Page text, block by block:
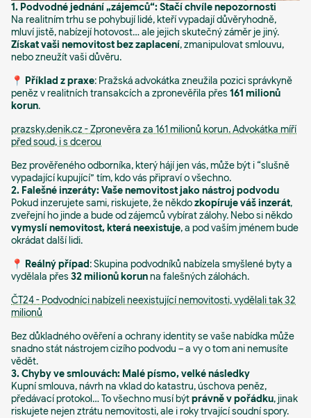
1. Podvodné jednání „zájemců“: Stačí chvíle nepozornosti
Na realitním trhu se pohybují lidé, kteří vypadají důvěryhodně,
mluví jistě, nabízejí hotovost… ale jejich skutečný záměr je jiný.
Získat vaši nemovitost bez zaplacení, zmanipulovat smlouvu,
nebo zneužít vaši důvěru.
📍 Příklad z praxe: Pražská advokátka zneužila pozici správkyně
peněz v realitních transakcích a zpronevěřila přes 161 milionů
korun.
prazsky.denik.cz - Zpronevěra za 161 milionů korun. Advokátka míří
před soud, i s dcerou
Bez prověřeného odborníka, který hájí jen vás, může být i “slušně
vypadající kupující” tím, kdo vás připraví o všechno.
2. Falešné inzeráty: Vaše nemovitost jako nástroj podvodu
Pokud inzerujete sami, riskujete, že někdozkopíruje váš inzerát,
zveřejní ho jinde a bude od zájemců vybírat zálohy. Nebo si někdo
vymyslí nemovitost, která neexistuje, a pod vaším jménem bude
okrádat další lidi.
📍 Reálný případ: Skupina podvodníků nabízela smyšlené byty a
vydělala přes 32 milionů korunna falešných zálohách.
ČT24 - Podvodníci nabízeli neexistující nemovitosti, vydělali tak 32
milionů
Bez důkladného ověření a ochrany identity se vaše nabídka může
snadno stát nástrojem cizího podvodu – a vy o tom ani nemusíte
vědět.
3. Chyby ve smlouvách: Malé písmo, velké následky
Kupní smlouva, návrh na vklad do katastru, úschova peněz,
předávací protokol… To všechno musí býtprávně v pořádku, jinak
riskujete nejen ztrátu nemovitosti, ale i roky trvající soudní spory.